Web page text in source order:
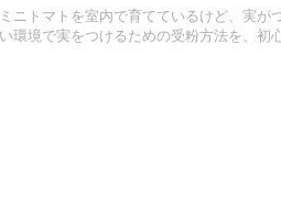
ミニトマトを室内で育てているけど、実
い環境で実をつけるための受粉方法を、初